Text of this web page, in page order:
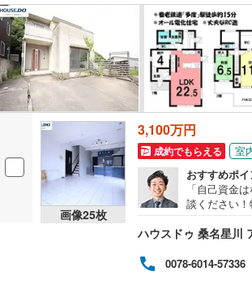
画像25枚
3,100万円
成約でもらえる 室
おすすめポイ
「自己資金
談ください
ハウスドゥ 桑名星川
0078-6014-57336